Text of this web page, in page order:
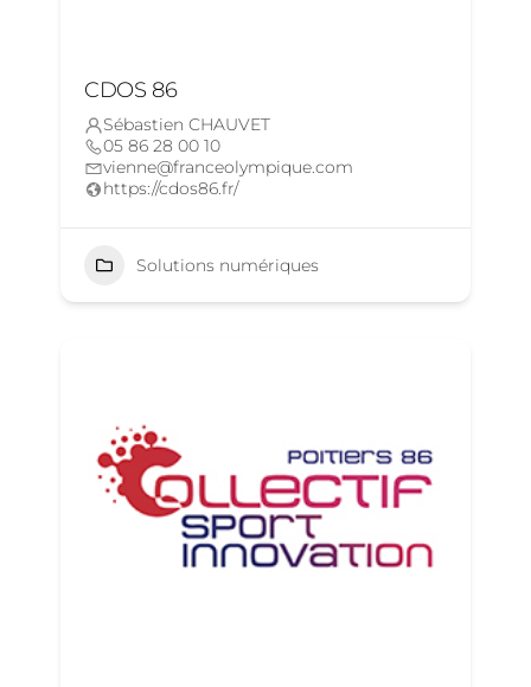
CDOS 86
Sébastien CHAUVET
05 86 28 00 10
vienne@franceolympique.com
https://cdos86.fr/
Solutions numériques